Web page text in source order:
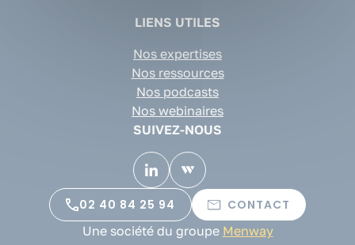
LIENS UTILES
Nos expertises
Nos ressources
Nos podcasts
Nos webinaires
SUIVEZ-NOUS
02 40 84 25 94
CONTACT
Une société du groupe Menway